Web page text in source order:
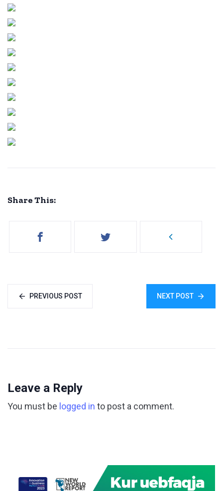
Share This:
PREVIOUS POST NEXT POST
Leave a Reply
You must be logged in to post a comment.